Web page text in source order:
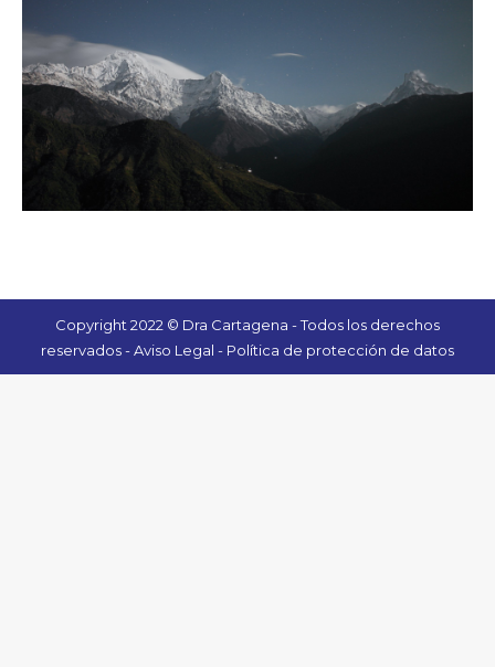
Copyright 2022 © Dra Cartagena - Todos los derechos
reservados -Aviso Legal - Política de protección de datos